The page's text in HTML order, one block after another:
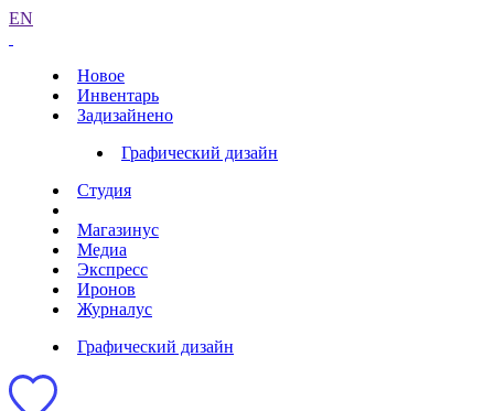
EN
Новое
Инвентарь
Задизайнено
Графический дизайн
Студия
Магазинус
Медиа
Экспресс
Иронов
Журналус
Графический дизайн